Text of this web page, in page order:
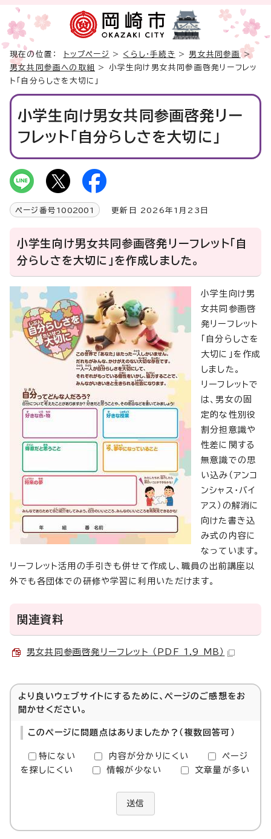
現在の位置： トップページ > くらし・手続き >男女共同参画>
男女共同参画への取組
> 小学生向け男女共同参画啓発リーフレッ
ト「自分らしさを大切に」
小学生向け男女共同参画啓発リー
フレット「自分らしさを大切に」
ページ番号 1002001 更新日 2026年1月23日
小学生向け男女共同参画啓発リーフレット「自
分らしさを大切に」を作成しました。
小学生向け男
女共同参画啓
発リーフレット
「自分らしさを
大切に」を作成
しました。
リーフレットで
は、男女の固
定的な性別役
割分担意識や
性差に関する
無意識での思
い込み（アンコ
ンシャス・バイ
アス）の解消に
向けた書き込
み式の内容に
なっています。
リーフレット活用の手引きも併せて作成し、職員の出前講座以
外でも各団体での研修や学習に利用いただけます。
関連資料
男女共同参画啓発リーフレット （PDF 1.9 MB）
より良いウェブサイトにするために、ページのご感想をお
聞かせください。
このページに問題点はありましたか？（複数回答可）
特にない 内容が分かりにくい
ページ
を探しにくい
情報が少ない 文章量が多い
送信